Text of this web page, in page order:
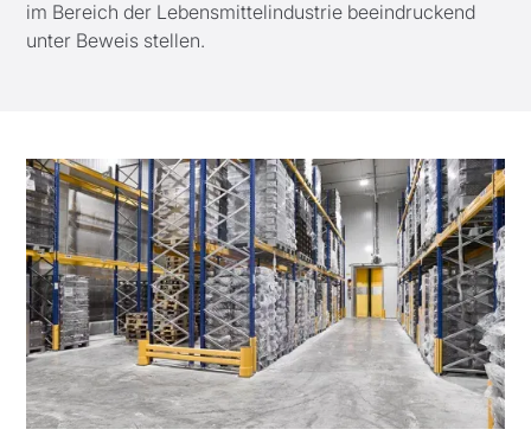
im Bereich der Lebensmittelindustrie beeindruckend
unter Beweis stellen.